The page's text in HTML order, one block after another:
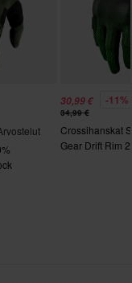
120 x 200 x 20 mm
XS
130 x 350 x 40 mm
30,99 € -11%
34,99 €
Crossihanskat
Gear Drift Rim